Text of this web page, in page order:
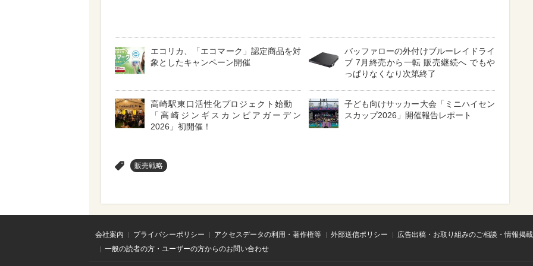
エコリカ、「エコマーク」認定商品を対
象としたキャンペーン開催
バッファローの外付けブルーレイドライ
ブ 7月終売から一転 販売継続へ でもや
っぱりなくなり次第終了
高崎駅東口活性化プロジェクト始動
「高崎ジンギスカンビアガーデン
2026」初開催！
子ども向けサッカー大会「ミニハイセン
スカップ2026」開催報告レポート
販売戦略
会社案内 プライバシーポリシー アクセスデータの利用・著作権等 外部送信ポリシー
広告出稿・お取り組みのご相談・情報掲
一般の読者の方・ユーザーの方からのお問い合わせ